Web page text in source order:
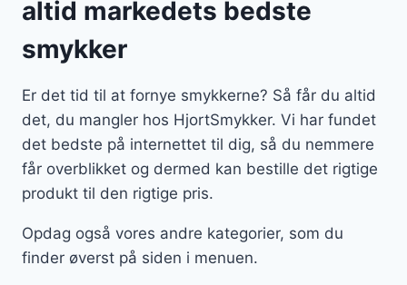
altid markedets bedste
smykker
Er det tid til at fornye smykkerne? Så får du altid
det, du mangler hos HjortSmykker. Vi har fundet
det bedste på internettet til dig, så du nemmere
får overblikket og dermed kan bestille det rigtige
produkt til den rigtige pris.
Opdag også vores andre kategorier, som du
finder øverst på siden i menuen.